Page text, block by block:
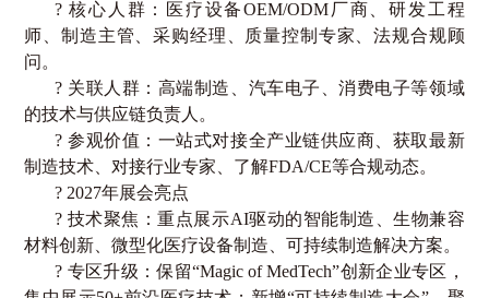
? 核心人群：医疗设备OEM/ODM厂商、研发工程
师、制造主管、采购经理、质量控制专家、法规合规顾
问。
? 关联人群：高端制造、汽车电子、消费电子等领域
的技术与供应链负责人。
? 参观价值：一站式对接全产业链供应商、获取最新
制造技术、对接行业专家、了解FDA/CE等合规动态。
? 2027年展会亮点
? 技术聚焦：重点展示AI驱动的智能制造、生物兼容
材料创新、微型化医疗设备制造、可持续制造解决方案。
? 专区升级：保留“Magic of MedTech”创新企业专区，